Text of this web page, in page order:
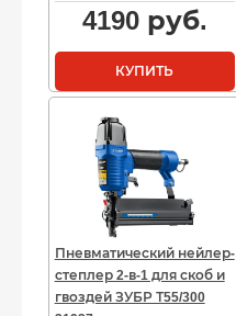
4190руб.
КУПИТЬ
Пневматический нейлер-
степлер 2-в-1 для скоб и
гвоздей ЗУБР Т55/300